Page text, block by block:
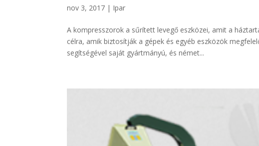
nov 3, 2017 | Ipar
A kompresszorok a sűrített levegő eszközei, amit a
célra, amik biztosítják a gépek és egyéb eszközök
segítségével saját gyártmányú, és német...